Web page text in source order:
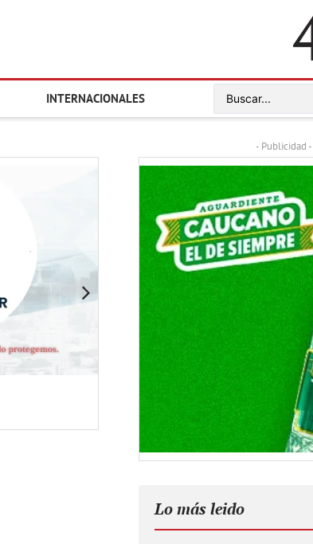
INTERNACIONALES
- Publicidad -
Lo más leido